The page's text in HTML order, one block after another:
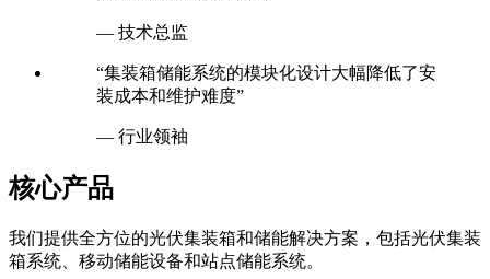
— 技术总监
“集装箱储能系统的模块化设计大幅降低了安
装成本和维护难度”
— 行业领袖
核心产品
我们提供全方位的光伏集装箱和储能解决方案，包括光伏集装
箱系统、移动储能设备和站点储能系统。